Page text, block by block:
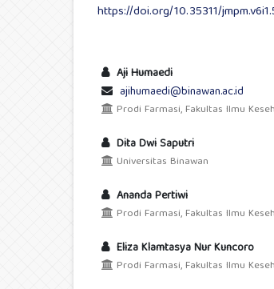
https://doi.org/10.35311/
Aji Humaedi
ajihumaedi@binawan.ac.id
Prodi Farmasi, Fakultas Ilmu
Dita Dwi Saputri
Universitas Binawan
Ananda Pertiwi
Prodi Farmasi, Fakultas Ilmu
Eliza Klamtasya Nur Kuncoro
Prodi Farmasi, Fakultas Ilmu